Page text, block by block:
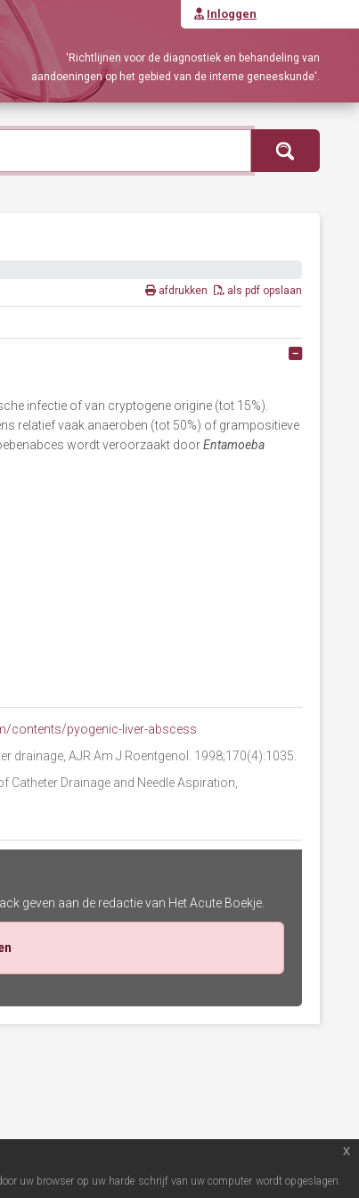
Inloggen
'Richtlijnen voor de diagnostiek en behandeling van
aandoeningen op het gebied van de interne geneeskunde'.
afdrukken als pdf opslaan
Alles
infectie of van cryptogene origine (tot 15%).
relatief vaak anaeroben (tot 50%) of grampositieve
wordt veroorzaakt doorEntamoeba
contents/pyogenic-liver-abscess
drainage, AJR Am J Roentgenol. 1998;170(4):1035.
Drainage and Needle Aspiration,
geven aan de redactie van Het Acute Boekje.
uw browser op uw harde schrijf van uw computer wordt opgeslagen.
x